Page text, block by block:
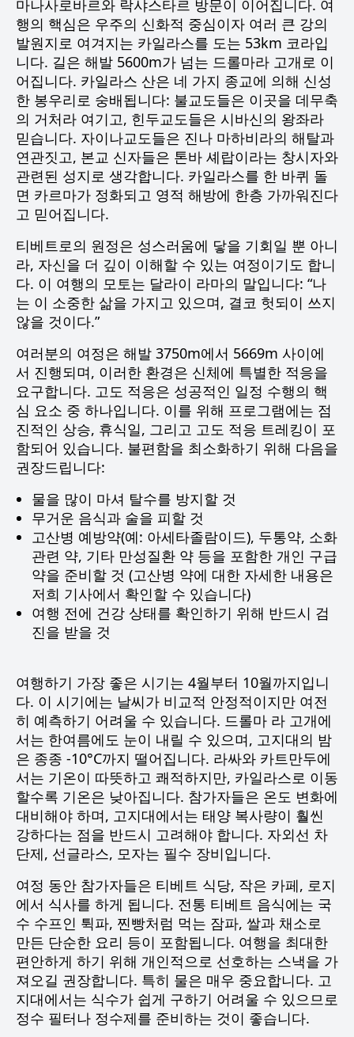
마나사로바르와 락샤스타르 방문이 이어집니다. 여
행의 핵심은 우주의 신화적 중심이자 여러 큰 강의
발원지로 여겨지는 카일라스를 도는 53km 코라입
니다. 길은 해발 5600m가 넘는 드롤마라 고개로 이
어집니다. 카일라스 산은 네 가지 종교에 의해 신성
한 봉우리로 숭배됩니다: 불교도들은 이곳을 데무축
의 거처라 여기고, 힌두교도들은 시바신의 왕좌라
믿습니다. 자이나교도들은 진나 마하비라의 해탈과
연관짓고, 본교 신자들은 톤바 셰랍이라는 창시자와
관련된 성지로 생각합니다. 카일라스를 한 바퀴 돌
면 카르마가 정화되고 영적 해방에 한층 가까워진다
고 믿어집니다.
티베트로의 원정은 성스러움에 닿을 기회일 뿐 아니
라, 자신을 더 깊이 이해할 수 있는 여정이기도 합니
다. 이 여행의 모토는 달라이 라마의 말입니다: “나
는 이 소중한 삶을 가지고 있으며, 결코 헛되이 쓰지
않을 것이다.”
여러분의 여정은 해발 3750m에서 5669m 사이에
서 진행되며, 이러한 환경은 신체에 특별한 적응을
요구합니다. 고도 적응은 성공적인 일정 수행의 핵
심 요소 중 하나입니다. 이를 위해 프로그램에는 점
진적인 상승, 휴식일, 그리고 고도 적응 트레킹이 포
함되어 있습니다. 불편함을 최소화하기 위해 다음을
권장드립니다:
물을 많이 마셔 탈수를 방지할 것
무거운 음식과 술을 피할 것
고산병 예방약(예: 아세타졸람이드), 두통약, 소화
관련 약, 기타 만성질환 약 등을 포함한 개인 구급
약을 준비할 것 (고산병 약에 대한 자세한 내용은
저희 기사에서 확인할 수 있습니다)
여행 전에 건강 상태를 확인하기 위해 반드시 검
진을 받을 것
여행하기 가장 좋은 시기는 4월부터 10월까지입니
다. 이 시기에는 날씨가 비교적 안정적이지만 여전
히 예측하기 어려울 수 있습니다. 드롤마 라 고개에
서는 한여름에도 눈이 내릴 수 있으며, 고지대의 밤
은 종종 -10°C까지 떨어집니다. 라싸와 카트만두에
서는 기온이 따뜻하고 쾌적하지만, 카일라스로 이동
할수록 기온은 낮아집니다. 참가자들은 온도 변화에
대비해야 하며, 고지대에서는 태양 복사량이 훨씬
강하다는 점을 반드시 고려해야 합니다. 자외선 차
단제, 선글라스, 모자는 필수 장비입니다.
여정 동안 참가자들은 티베트 식당, 작은 카페, 로지
에서 식사를 하게 됩니다. 전통 티베트 음식에는 국
수 수프인 튁파, 찐빵처럼 먹는 잠파, 쌀과 채소로
만든 단순한 요리 등이 포함됩니다. 여행을 최대한
편안하게 하기 위해 개인적으로 선호하는 스낵을 가
져오길 권장합니다. 특히 물은 매우 중요합니다. 고
지대에서는 식수가 쉽게 구하기 어려울 수 있으므로
정수 필터나 정수제를 준비하는 것이 좋습니다.